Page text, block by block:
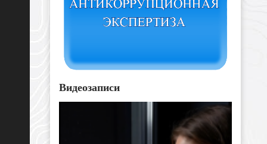
Видеозаписи